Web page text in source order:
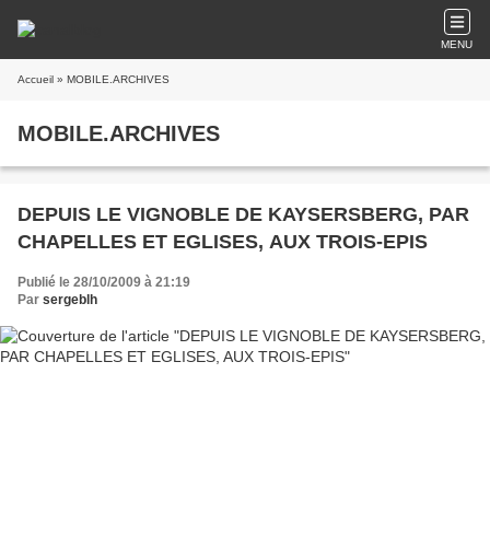
MENU
Accueil » MOBILE.ARCHIVES
MOBILE.ARCHIVES
DEPUIS LE VIGNOBLE DE KAYSERSBERG, PAR
CHAPELLES ET EGLISES, AUX TROIS-EPIS
Publié le 28/10/2009 à 21:19
Par sergeblh